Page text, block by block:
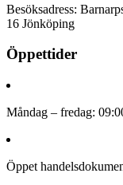
Besöksadress:
16 Jönköping
Öppettider
Måndag – fredag:
Öppet